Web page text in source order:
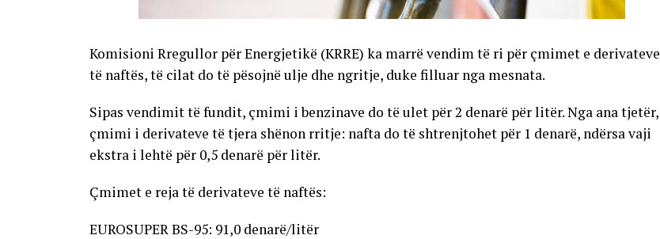
Komisioni Rregullor për Energjetikë (KRRE) ka marrë vendim të ri për çmimet e derivateve
të naftës, të cilat do të pësojnë ulje dhe ngritje, duke filluar nga mesnata.
Sipas vendimit të fundit, çmimi i benzinave do të ulet për 2 denarë për litër. Nga ana tjetër,
çmimi i derivateve të tjera shënon rritje: nafta do të shtrenjtohet për 1 denarë, ndërsa vaji
ekstra i lehtë për 0,5 denarë për litër.
Çmimet e reja të derivateve të naftës:
EUROSUPER BS-95: 91,0 denarë/litër